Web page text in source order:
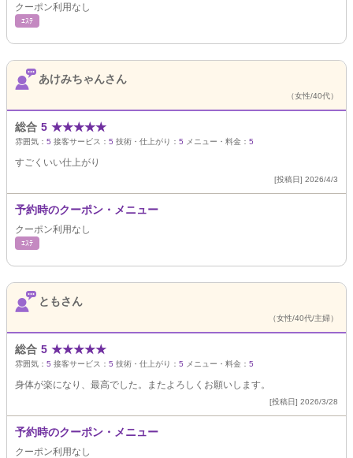
クーポン利用なし
ｴｽﾃ
あけみちゃんさん
（女性/40代）
総合 5 ★★★★★
雰囲気： 5 接客サービス： 5 技術・仕上がり： 5 メニュー・料金： 5
すごくいい仕上がり
[投稿日] 2026/4/3
予約時のクーポン・メニュー
クーポン利用なし
ｴｽﾃ
ともさん
（女性/40代/主婦）
総合 5 ★★★★★
雰囲気： 5 接客サービス： 5 技術・仕上がり： 5 メニュー・料金： 5
身体が楽になり、最高でした。またよろしくお願いします。
[投稿日] 2026/3/28
予約時のクーポン・メニュー
クーポン利用なし